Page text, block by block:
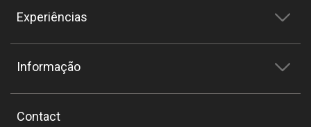
Experiências
Informação
Contact